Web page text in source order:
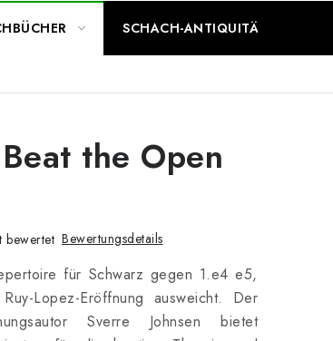
SCHACH-ANTIQUITÄTENLADEN
the Open
bewertet Bewertungsdetails
für Schwarz gegen 1.e4 e5,
Lopez-Eröffnung ausweicht. Der
Sverre Johnsen bietet